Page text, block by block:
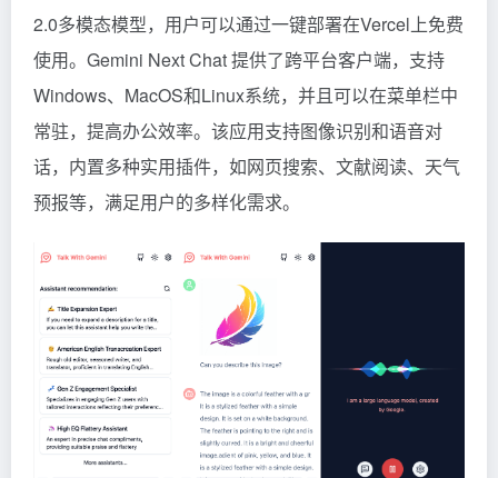
2.0多模态模型，用户可以通过一键部署在Vercel上免费
使用。Gemini Next Chat 提供了跨平台客户端，支持
Windows、MacOS和Linux系统，并且可以在菜单栏中
常驻，提高办公效率。该应用支持图像识别和语音对
话，内置多种实用插件，如网页搜索、文献阅读、天气
预报等，满足用户的多样化需求。